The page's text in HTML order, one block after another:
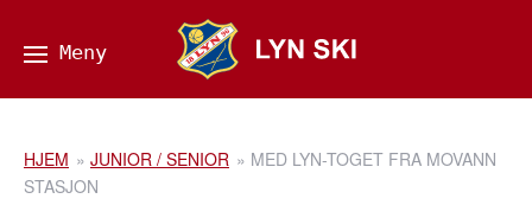
HJEM » JUNIOR / SENIOR » MED LYN-TOGET FRA MOVANN
STASJON